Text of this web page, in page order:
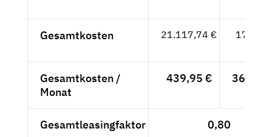
Gesamtkosten 21.117,74 €
Gesamtkosten /
Monat
439,95 € 369,71
Gesamtleasingfaktor 0,80